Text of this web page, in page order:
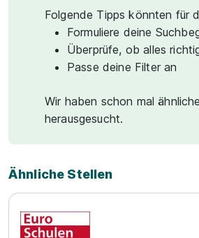
Folgende Tipps könnten für
Formuliere deine
Überprüfe, ob alles
Passe deine Filter an
Wir haben schon mal
herausgesucht.
Ähnliche Stellen